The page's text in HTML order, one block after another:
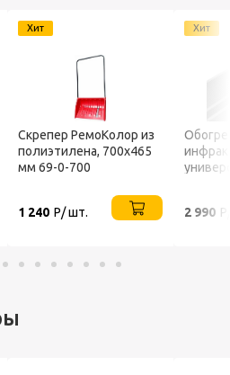
Хит
Скрепер РемоКолор из
полиэтилена, 700x465
мм 69-0-700
1 240 Р/ шт.
Хит
2 990